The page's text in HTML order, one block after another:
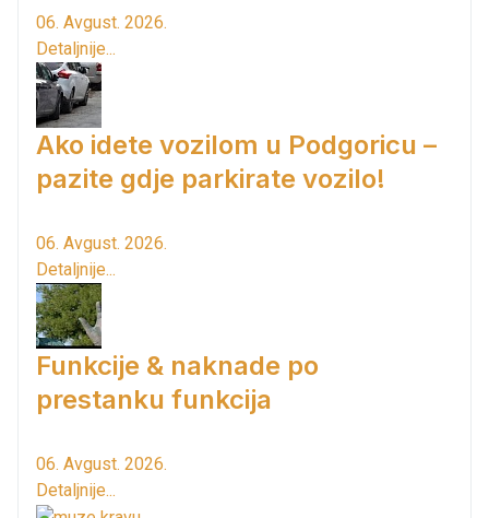
06. Avgust. 2026.
Detaljnije...
Ako idete vozilom u Podgoricu –
pazite gdje parkirate vozilo!
06. Avgust. 2026.
Detaljnije...
Funkcije & naknade po
prestanku funkcija
06. Avgust. 2026.
Detaljnije...